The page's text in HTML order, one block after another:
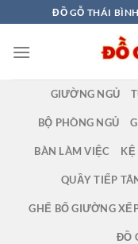
qua
nội
ĐỒ GỖ THÁI BÌNH
GIƯỜNG NGỦ
BỘ PHÒNG NGỦ
BÀN LÀM VIỆC KỆ
QUẦY TIẾP
GHẾ BỐ GIƯỜNG
ĐỒ